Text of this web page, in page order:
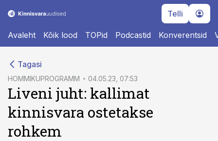
Telli
Avaleht Kõik lood TOPid Podcastid Konverentsid
Tagasi
HOMMIKUPROGRAMM 04.05.23, 07:53
Liveni juht: kallimat
kinnisvara ostetakse
rohkem